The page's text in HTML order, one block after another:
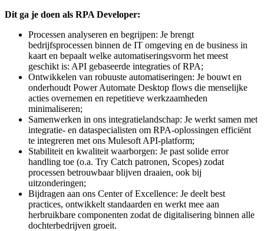
Dit ga je doen als RPA Developer:
Processen analyseren en begrijpen: Je brengt
bedrijfsprocessen binnen de IT omgeving en de business in
kaart en bepaalt welke automatiseringsvorm het meest
geschikt is: API gebaseerde integraties of RPA;
Ontwikkelen van robuuste automatiseringen: Je bouwt en
onderhoudt Power Automate Desktop flows die menselijke
acties overnemen en repetitieve werkzaamheden
minimaliseren;
Samenwerken in ons integratielandschap: Je werkt samen met
integratie- en dataspecialisten om RPA-oplossingen efficiënt
te integreren met ons Mulesoft API-platform;
Stabiliteit en kwaliteit waarborgen: Je past solide error
handling toe (o.a. Try Catch patronen, Scopes) zodat
processen betrouwbaar blijven draaien, ook bij
uitzonderingen;
Bijdragen aan ons Center of Excellence: Je deelt best
practices, ontwikkelt standaarden en werkt mee aan
herbruikbare componenten zodat de digitalisering binnen alle
dochterbedrijven groeit.